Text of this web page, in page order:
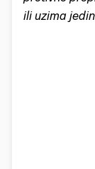
ili uzima